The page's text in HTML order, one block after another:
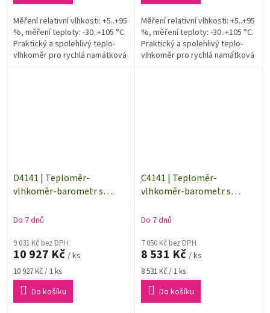
Měření relativní vlhkosti: +5..+95
%, měření teploty: -30..+105 °C.
Praktický a spolehlivý teplo-
vlhkoměr pro rychlá namátková
Měření relativní vlhkosti: +5..+95
%, měření teploty: -30..+105 °C.
Praktický a spolehlivý teplo-
vlhkoměr pro rychlá namátková
D4141 | Teploměr-
vlhkoměr-barometr s
metr | datalogger
Do 7 dnů
9 031 Kč bez DPH
10 927 Kč / ks
Měrná
cena:
10 927 Kč / 1 ks
Do košíku
C4141 | Teploměr-
vlhkoměr-barometr s
metr
Do 7 dnů
7 050 Kč bez DPH
8 531 Kč / ks
Měrná
cena:
8 531 Kč / 1 ks
Do košíku